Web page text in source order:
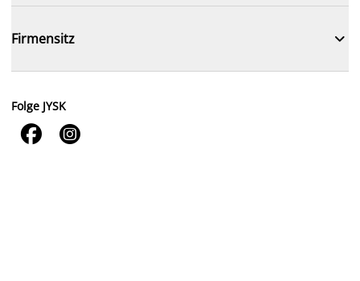
Firmensitz 
Folge JYSK
 